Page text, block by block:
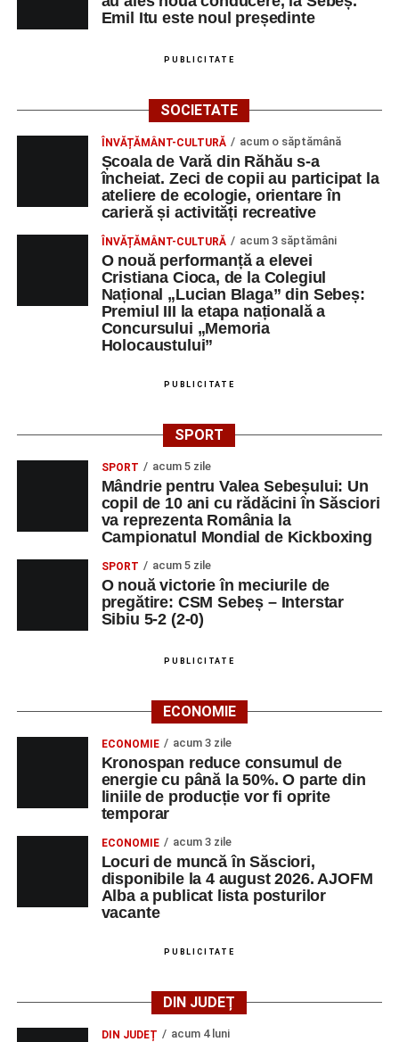
apoi în viața noastră, modul de adresare, tonul și gestica
sunt vitale.”
(Prof. Ciura Marinela)
Privind spre ediția următoare
În încheierea evenimentului, organizatorii au anunțat tema
ediției din 2027, dedicată relației dintre caracter, valori și
educație. După trei ediții care au abordat comunicarea
didactică, dinamica diferențelor, participarea și luarea
deciziilor, comunitatea Sinaxa Educațională își propune
să revină la întrebările fundamentale despre valorile care
stau la baza actului educațional și despre rolul
„Sinaxa Educațională”
profesori, dedicată susținerii unei educații centrate pe
valorile creștin-ortodoxe și pe formarea caracterului
elevilor. Născută din experiența duhovnicească și
formativă a Mănăstirii Oașa, Sinaxa își propune să
sprijine profesorii în regăsirea motivației interioare,
oferindu-le nu doar instrumente metodice actuale, ci și
contexte de sprijin reciproc, colaborare și reconectare la
vocația pedagogică autentică.
Urmărește-ne pe Google News
Ultimele știri din Sebeș
Primăria Sebeș a decis să reducă intensitatea
iluminatului public pe timpul nopții, în contextul
apelului la economii al Guvernului Bolojan
Duminică, 23 august 2026, Râpa Roșie găzduiește
2026 a adus emoție și aplauze la Sebeș
Emil Itu este noul președinte
PUBLICITATE
SOCIETATE
ÎNVĂȚĂMÂNT-CULTURĂ acum o săptămână
Școala de Vară din Răhău s-a
încheiat. Zeci de copii au participat la
ateliere de ecologie, orientare în
carieră și activități recreative
ÎNVĂȚĂMÂNT-CULTURĂ acum 3 săptămâni
O nouă performanță a elevei
Cristiana Cioca, de la Colegiul
Național „Lucian Blaga” din Sebeș:
Premiul III la etapa națională a
Concursului „Memoria
Holocaustului”
PUBLICITATE
SPORT
SPORT acum 5 zile
Mândrie pentru Valea Sebeșului: Un
copil de 10 ani cu rădăcini în Săsciori
va reprezenta România la
Campionatul Mondial de Kickboxing
SPORT acum 5 zile
O nouă victorie în meciurile de
pregătire: CSM Sebeș – Interstar
Sibiu 5-2 (2-0)
PUBLICITATE
ECONOMIE
ECONOMIE acum 3 zile
Kronospan reduce consumul de
energie cu până la 50%. O parte din
liniile de producție vor fi oprite
temporar
ECONOMIE acum 3 zile
Locuri de muncă în Săsciori,
disponibile la 4 august 2026. AJOFM
Alba a publicat lista posturilor
vacante
PUBLICITATE
DIN JUDEȚ
DIN JUDEȚ acum 4 luni